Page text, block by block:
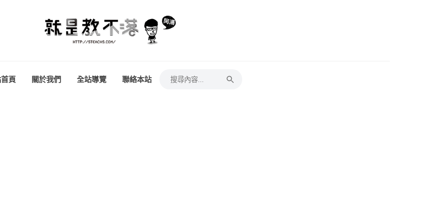
頁 關於我們 全站導覽 聯絡本站